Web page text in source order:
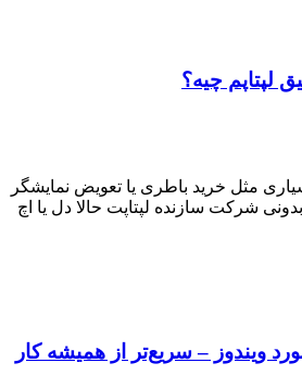
لپتاپم چیه؟
مثل خرید باطری یا تعویض نمایشگر
شرکت سازنده لپتاپت حالا دل یا اچ
ویندوز – سریع‌تر از همیشه کار